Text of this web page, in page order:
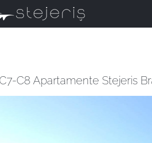
C8 Apartamente Stejeris